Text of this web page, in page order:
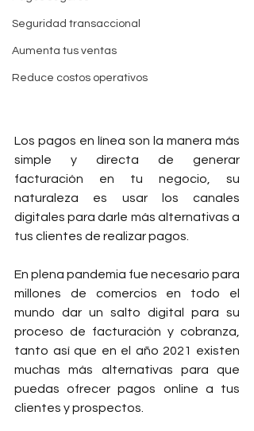
Seguridad transaccional
Aumenta tus ventas
Reduce costos operativos
Los pagos en línea son la manera más
simple y directa de generar
facturación en tu negocio, su
naturaleza es usar los canales
digitales para darle más alternativas a
tus clientes de realizar pagos.
En plena pandemia fue necesario para
millones de comercios en todo el
mundo dar un salto digital para su
proceso de facturación y cobranza,
tanto así que en el año 2021 existen
muchas más alternativas para que
puedas ofrecer pagos online a tus
clientes y prospectos.